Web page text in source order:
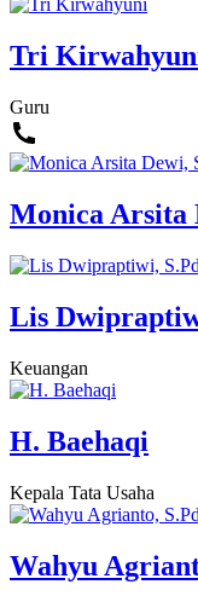
Tri
Guru
Monica Arsita
Lis
Keuangan
H. Baehaqi
Kepala Tata Usaha
Wahyu